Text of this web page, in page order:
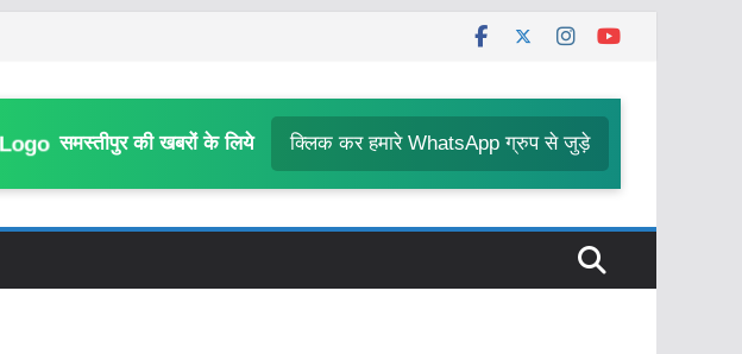
समस्तीपुर की खबरों के लिये क्लिक कर हमारे WhatsApp ग्रुप से जुड़े